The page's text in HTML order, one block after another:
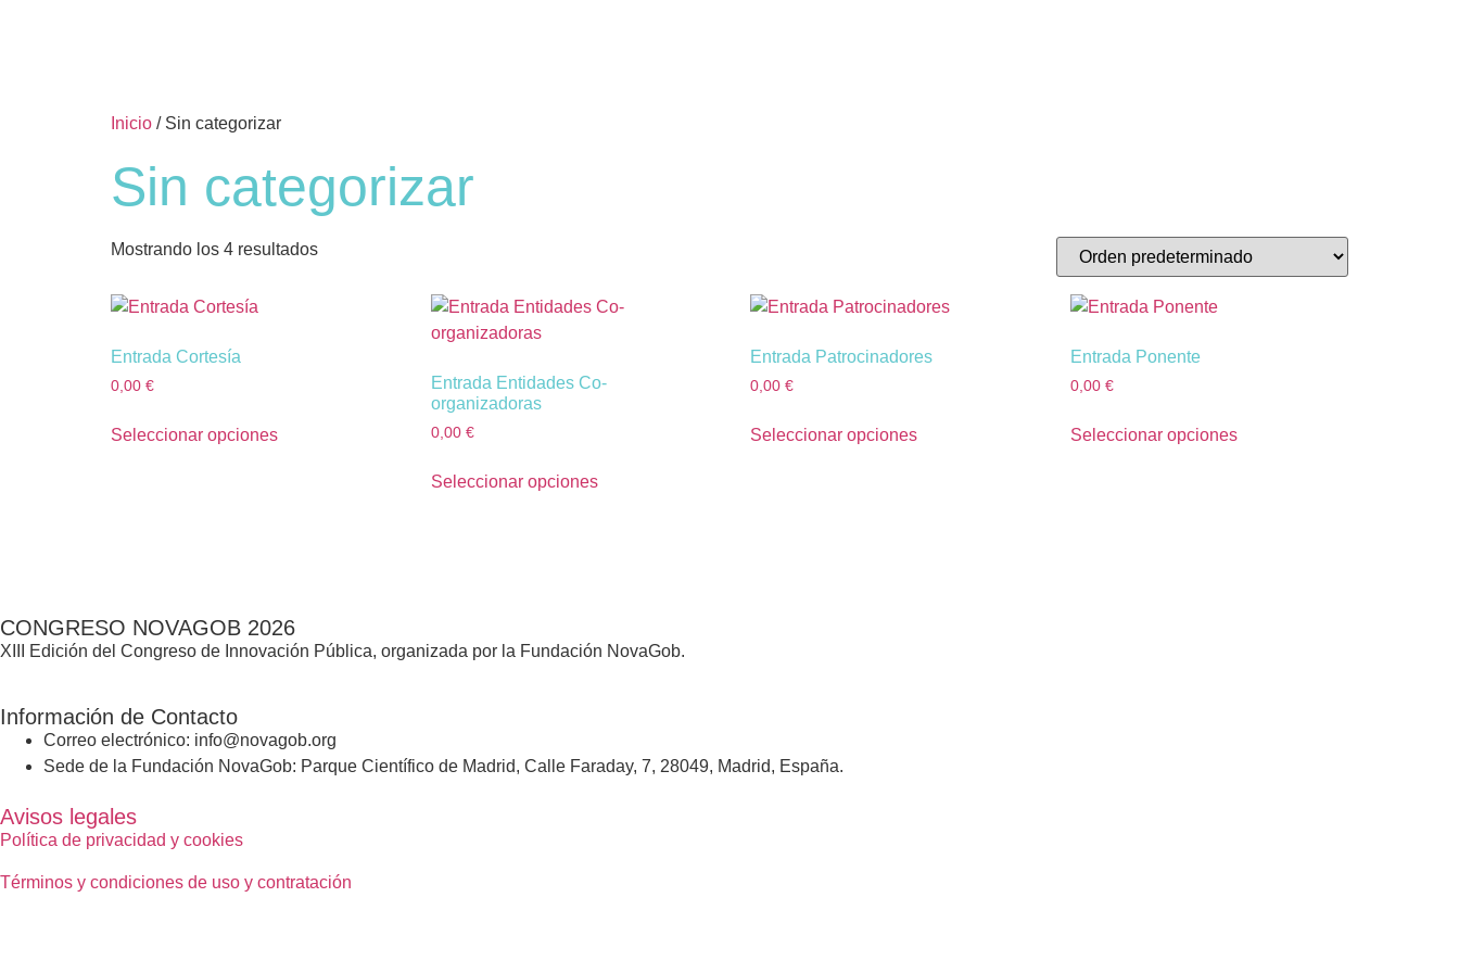
Inicio / Sin categorizar
Sin categorizar
Mostrando los 4 resultados
Entrada Cortesía
0,00 €
Seleccionar opciones
Entrada Entidades Co-
organizadoras
0,00 €
Seleccionar opciones
Entrada Patrocinadores
0,00€
Seleccionar opciones
Entrada Ponente
0,00€
Seleccionar opciones
CONGRESO NOVAGOB 2026
XIII Edición del Congreso de Innovación Pública, organizada por la Fundación NovaGob.
Información de Contacto
Correo electrónico: info@novagob.org
Sede de la Fundación NovaGob: Parque Científico de Madrid, Calle Faraday, 7, 28049, Madrid, España.
Avisos legales
Política de privacidad y cookies
Términos y condiciones de uso y contratación